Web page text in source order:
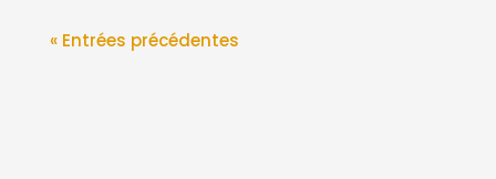
« Entrées précédentes